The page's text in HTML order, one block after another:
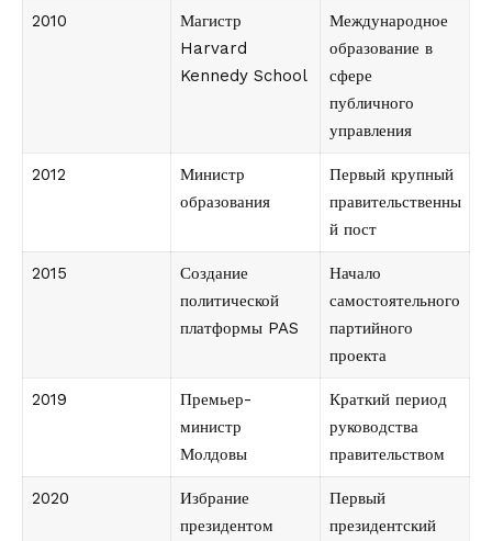
2010
Магистр
Harvard
Kennedy School
Международное
образование в
сфере
публичного
управления
2012
Министр
образования
Первый крупный
правительственны
й пост
2015
Создание
политической
платформы PAS
Начало
самостоятельного
партийного
проекта
2019
Премьер-
министр
Молдовы
Краткий период
руководства
правительством
2020
Избрание
президентом
Первый
президентский